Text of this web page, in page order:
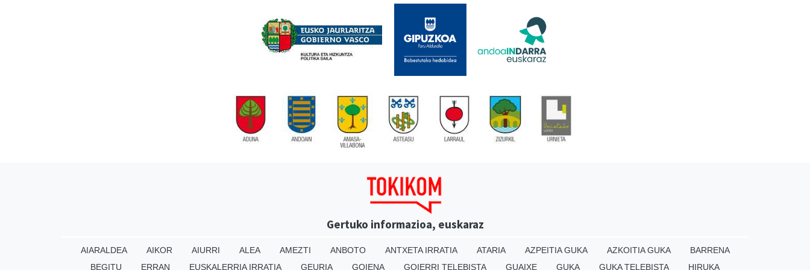
Gertuko informazioa, euskaraz
AIARALDEA AIKOR AIURRI ALEA AMEZTI ANBOTO ANTXETA IRRATIA ATARIA AZPEITIA GUKA AZKOITIA GUKA
BARRENA
BEGITU
ERRAN EUSKALERRIA IRRATIA GEURIA GOIENA GOIERRI TELEBISTA GUAIXE GUKA GUKA TELEBISTA HIRUKA